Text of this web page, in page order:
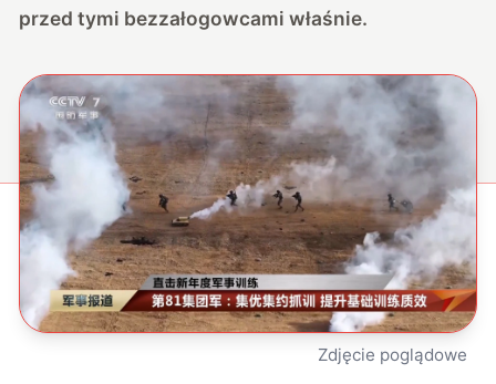
przed tymi bezzałogowcami właśnie.
Zdjęcie poglądowe